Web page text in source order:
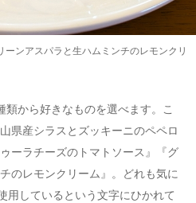
ンアスパラと生ハムミンチのレモンクリ
類から好きなものを選べます。こ
県産シラスとズッキーニのペペロ
ーラチーズのトマトソース』『グ
のレモンクリーム』。どれも気に
用しているという文字にひかれて